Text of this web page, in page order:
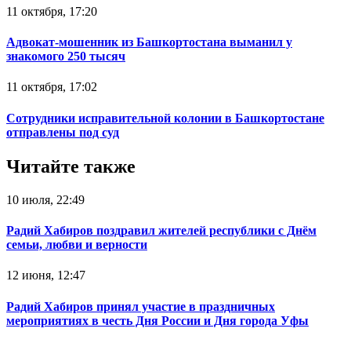
11 октября, 17:20
Адвокат-мошенник из Башкортостана выманил у
знакомого 250 тысяч
11 октября, 17:02
Сотрудники исправительной колонии в Башкортостане
отправлены под суд
Читайте также
10 июля, 22:49
Радий Хабиров поздравил жителей республики с Днём
семьи, любви и верности
12 июня, 12:47
Радий Хабиров принял участие в праздничных
мероприятиях в честь Дня России и Дня города Уфы